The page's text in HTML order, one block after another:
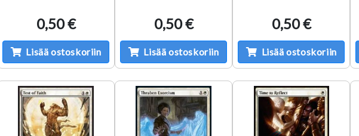
0,50 €
Lisää ostoskoriin
0,50 €
Lisää ostoskoriin
0,50 €
Lisää ostoskoriin